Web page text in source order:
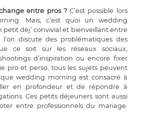
entre pros ?C’est possible lors
Mais, c’est quoi un wedding
petit déj’ convivial et bienveillant entre
l’on discute des problématiques des
ce soit sur les réseaux sociaux,
d’inspiration ou encore fixer
pro et perso, tous les sujets peuvent
wedding morning est consacré à
en profondeur et de répondre à
Ces petits déjeuners sont aussi
entre professionnels du mariage.